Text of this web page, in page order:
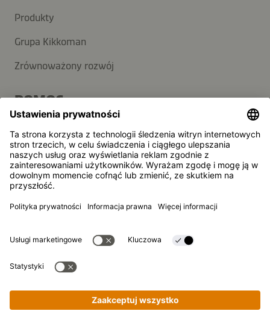
Produkty
Grupa Kikkoman
Zrównoważony rozwój
POMOC
Kontakt
Newsletter
Kikkoman Corporation, Japan.
© Kikkoman Trading Europe GmbH 2023 – 2026
Theodorstraße 180, 40472 Düsseldorf, Niemcy
Spółka wpisana do rejestru handlowego Sądu Rejonowego w
Ustawienia prywatności
Nota prawna
Polityka prywatności